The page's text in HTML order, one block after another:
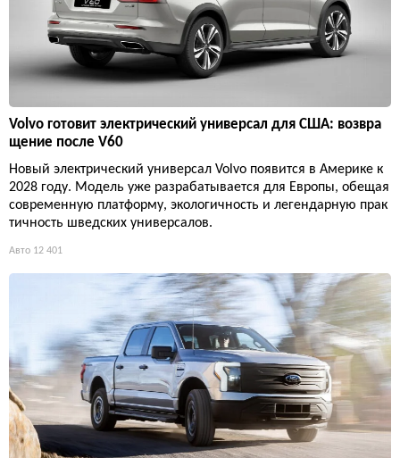
Volvo готовит электрический универсал для США: возвра
щение после V60
Новый электрический универсал Volvo появится в Америке к
2028 году. Модель уже разрабатывается для Европы, обещая
современную платформу, экологичность и легендарную прак
тичность шведских универсалов.
Авто 12 401